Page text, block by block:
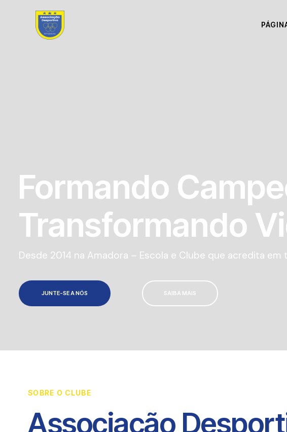
SAIBA MAIS
JUNTE-SE A NÓS
Desde 2014 na Amadora – Escola e Clube que acredita em
Formando
Transformando
SOBRE O CLUBE
Associação